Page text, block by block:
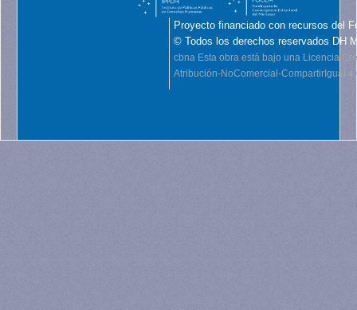
Proyecto financiado con recursos del
© Todos los derechos reservados DH
cbna Esta obra está bajo una Licencia
Atribución-NoComercial-CompartirIgual